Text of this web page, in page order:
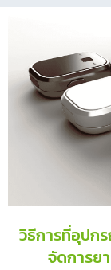
วิธีการที่อุปก
จัดการย